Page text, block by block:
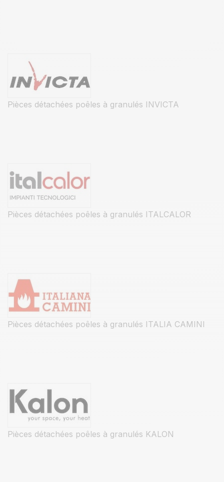
Pièces détachées poêles à granulés INVICTA
Pièces détachées poêles à granulés ITALCALOR
Pièces détachées poêles à granulés ITALIA CAMINI
Pièces détachées poêles à granulés KALON